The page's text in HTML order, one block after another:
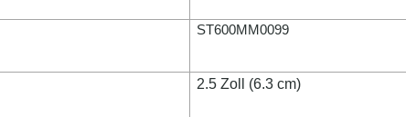
ST600MM0099
2.5 Zoll (6.3 cm)